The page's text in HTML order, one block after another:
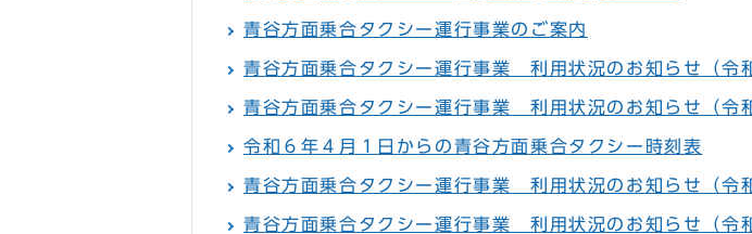
青谷方面乗合タクシー運行事業のご案内
青谷方面乗合タクシー運行事業 利用状況のお知らせ（令
青谷方面乗合タクシー運行事業 利用状況のお知らせ（令
令和６年４月１日からの青谷方面乗合タクシー時刻表
青谷方面乗合タクシー運行事業 利用状況のお知らせ（令
青谷方面乗合タクシー運行事業 利用状況のお知らせ（令